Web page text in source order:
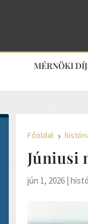
MÉRNÖKI
Főoldal 5
Júniusi
jún 1, 2026|